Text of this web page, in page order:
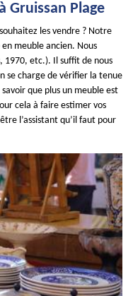
Gruissan Plage
les vendre ? Notre
meuble ancien. Nous
1970, etc.). Il suffit de nous
se charge de vérifier la tenue
que plus un meuble est
cela à faire estimer vos
l’assistant qu’il faut pour